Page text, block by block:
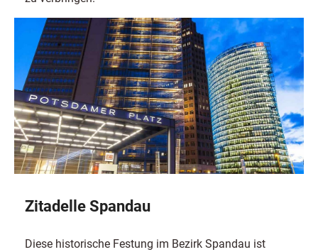
Zitadelle Spandau
Diese historische Festung im Bezirk Spandau ist